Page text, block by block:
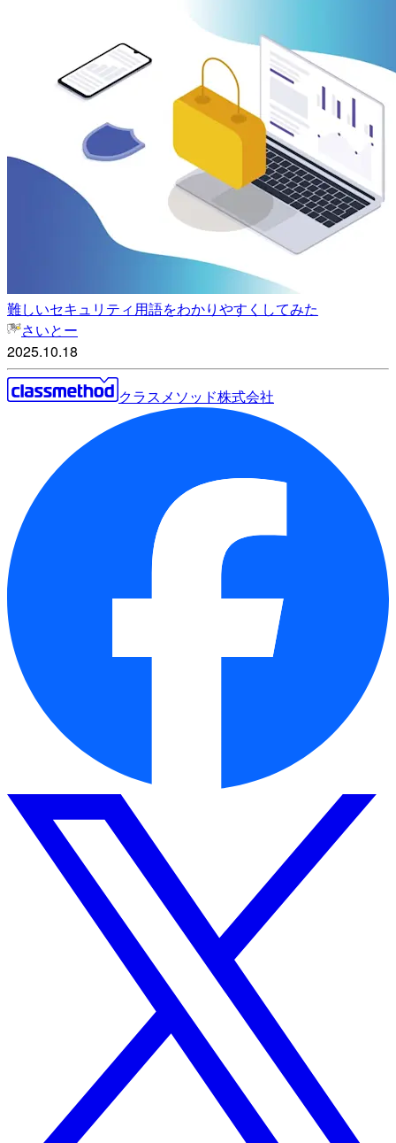
難しいセキュリティ用語をわかりやすくしてみた
さいとー
2025.10.18
クラスメソッド株式会社